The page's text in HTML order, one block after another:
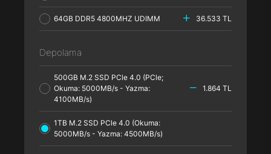
64GB DDR5 4800MHZ UDIMM 36.533 TL
Depolama
500GB M.2 SSD PCle 4.0 (PCle;
Okuma: 5000MB/s - Yazma:
4100MB/s)
1.864 TL
1TB M.2 SSD PCle 4.0 (Okuma:
5000MB/s - Yazma: 4500MB/s)